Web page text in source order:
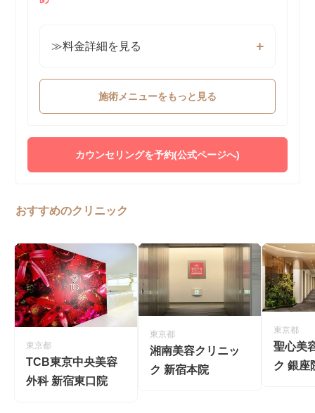
≫料金詳細を見る
施術メニューをもっと見る
カウンセリングを予約(公式ページへ)
おすすめのクリニック
東京都
TCB東京中央美容
外科 新宿東口院
東京都
湘南美容クリニッ
ク 新宿本院
東京都
聖心美
ク 銀座